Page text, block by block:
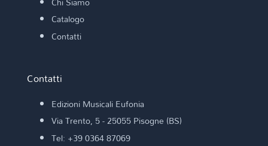
Catalogo
Contatti
Contatti
Edizioni Musicali Eufonia
Via Trento, 5 - 25055 Pisogne (BS)
Tel: +39 0364 87069